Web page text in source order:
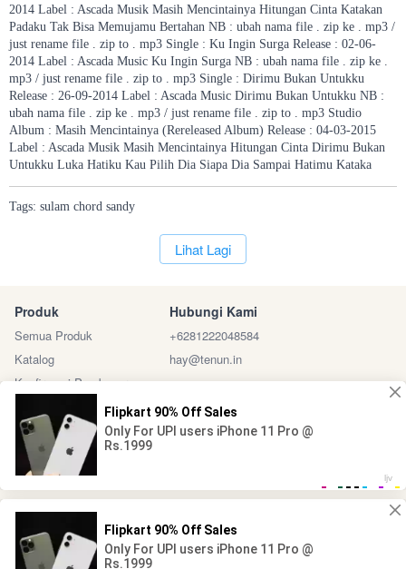
2014 Label : Ascada Musik Masih Mencintainya Hitungan Cinta Katakan
Padaku Tak Bisa Memujamu Bertahan NB : ubah nama file . zip ke . mp3 /
just rename file . zip to . mp3 Single : Ku Ingin Surga Release : 02-06-
2014 Label : Ascada Music Ku Ingin Surga NB : ubah nama file . zip ke .
mp3 / just rename file . zip to . mp3 Single : Dirimu Bukan Untukku
Release : 26-09-2014 Label : Ascada Music Dirimu Bukan Untukku NB :
ubah nama file . zip ke . mp3 / just rename file . zip to . mp3 Studio
Album : Masih Mencintainya (Rereleased Album) Release : 04-03-2015
Label : Ascada Musik Masih Mencintainya Hitungan Cinta Dirimu Bukan
Untukku Luka Hatiku Kau Pilih Dia Siapa Dia Sampai Hatimu Kataka
Tags: sulam chord sandy
`Lihat Lagi
Produk
Semua Produk
Katalog
Konfirmasi Pembayaran
Hubungi Kami
+6281222048584
hay@tenun.in
Sosial Media Marketplace